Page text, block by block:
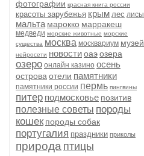
фотографии красная книга россии
красоты зарубежья крым лес лисы
мальта марокко марракеш
медведи морские животные морские
существа москва москвариум музей
нейросети новостиоаэозера
озеро онлайн казино осень
острова отели памятники
памятники россии пермь пингвины
питер подмосковье позитив
полезные советы породы
кошек породы собак
португалия праздники приколы
природа птицы